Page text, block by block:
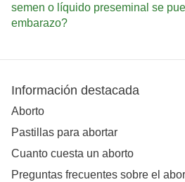
semen o líquido preseminal se
embarazo?
Información destacada
Aborto
Pastillas para abortar
Cuanto cuesta un aborto
Preguntas frecuentes sobre el